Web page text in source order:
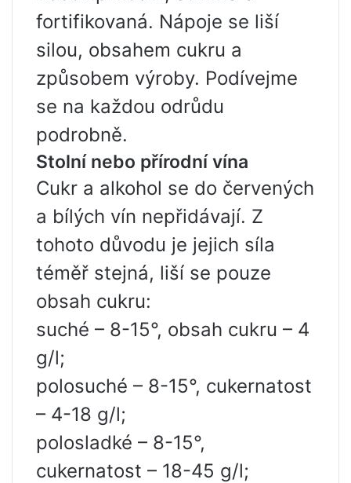
fortifikovaná. Nápoje se liší
silou, obsahem cukru a
způsobem výroby. Podívejme
se na každou odrůdu
podrobně.
Stolní nebo přírodní vína
Cukr a alkohol se do červených
a bílých vín nepřidávají. Z
tohoto důvodu je jejich síla
téměř stejná, liší se pouze
obsah cukru:
suché – 8-15°, obsah cukru – 4
g/l;
polosuché – 8-15°, cukernatost
– 4-18 g/l;
polosladké – 8-15°,
cukernatost – 18-45 g/l;